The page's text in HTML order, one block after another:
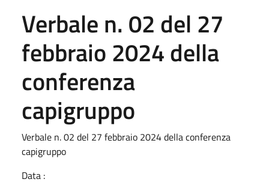
Verbale n. 02 del 27
febbraio 2024 della
conferenza
capigruppo
Verbale n. 02 del 27 febbraio 2024 della conferenza
capigruppo
Data :